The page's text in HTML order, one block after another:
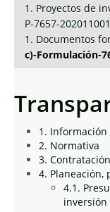
1. Proyectos de
P-7657-
1. Documentos
c)-Formulación-
1.
2. Normativa
3. Contratación
4. Planeación,
4.1.
inversión